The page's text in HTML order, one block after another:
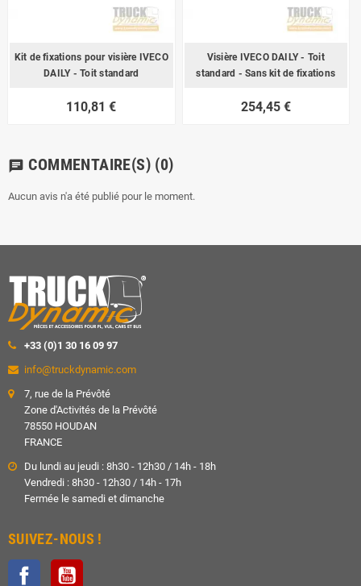
Kit de fixations pour visière IVECO
DAILY - Toit standard
110,81 €
Visière IVECO DAILY - Toit
standard - Sans kit de fixations
254,45 €
chat COMMENTAIRE(S) (0)
Aucun avis n'a été publié pour le moment.
+33 (0)1 30 16 09 97
info@truckdynamic.com
7, rue de la Prévôté
Zone d'Activités de la Prévôté
78550 HOUDAN
FRANCE
Du lundi au jeudi : 8h30 - 12h30 / 14h - 18h
Vendredi : 8h30 - 12h30 / 14h - 17h
Fermée le samedi et dimanche
SUIVEZ-NOUS !
Facebook